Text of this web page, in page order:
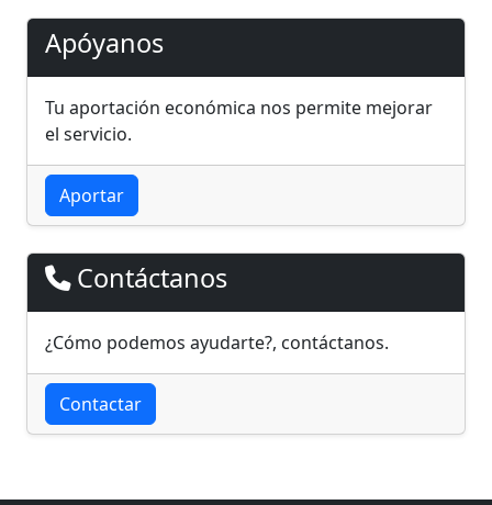
Apóyanos
Tu aportación económica nos permite mejorar
el servicio.
Aportar
Contáctanos
¿Cómo podemos ayudarte?, contáctanos.
Contactar